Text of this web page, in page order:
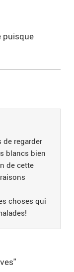
puisque
de regarder
blancs bien
de cette
choses qui